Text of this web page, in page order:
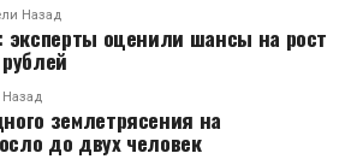
Назад
эксперты оценили шансы на рост
Назад
землетрясения на
до двух человек